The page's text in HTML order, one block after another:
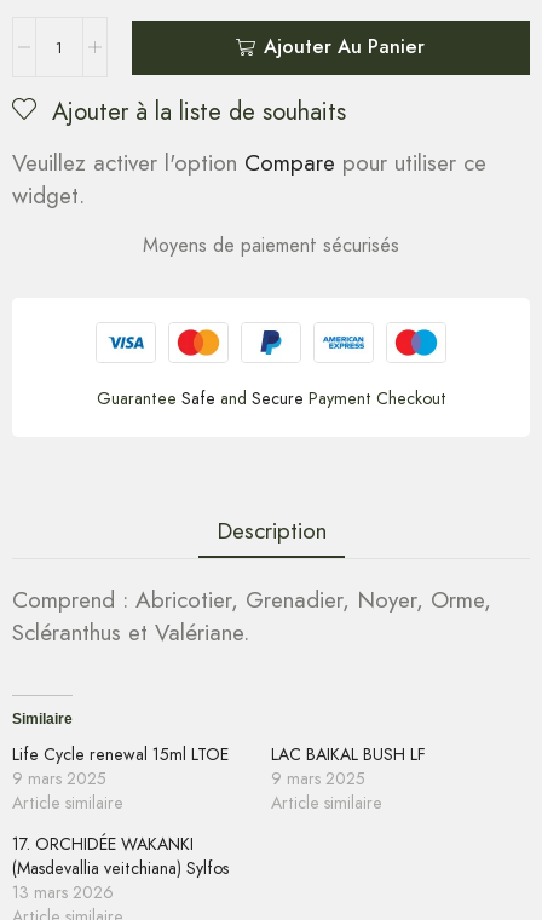
Ajouter Au Panier
Ajouter à la liste de souhaits
Veuillez activer l'option Compare pour utiliser ce
widget.
Moyens de paiement sécurisés
Guarantee Safe and Secure Payment Checkout
Description
Comprend : Abricotier, Grenadier, Noyer, Orme,
Scléranthus et Valériane.
Similaire
Life Cycle renewal 15ml LTOE
9 mars 2025
Article similaire
LAC BAIKAL BUSH LF
9 mars 2025
Article similaire
17. ORCHIDÉE WAKANKI
(Masdevallia veitchiana) Sylfos
13 mars 2026